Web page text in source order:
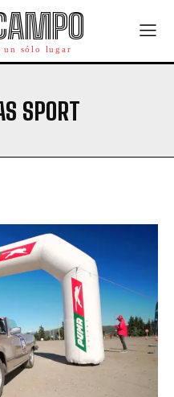
un sólo lugar
SPORT